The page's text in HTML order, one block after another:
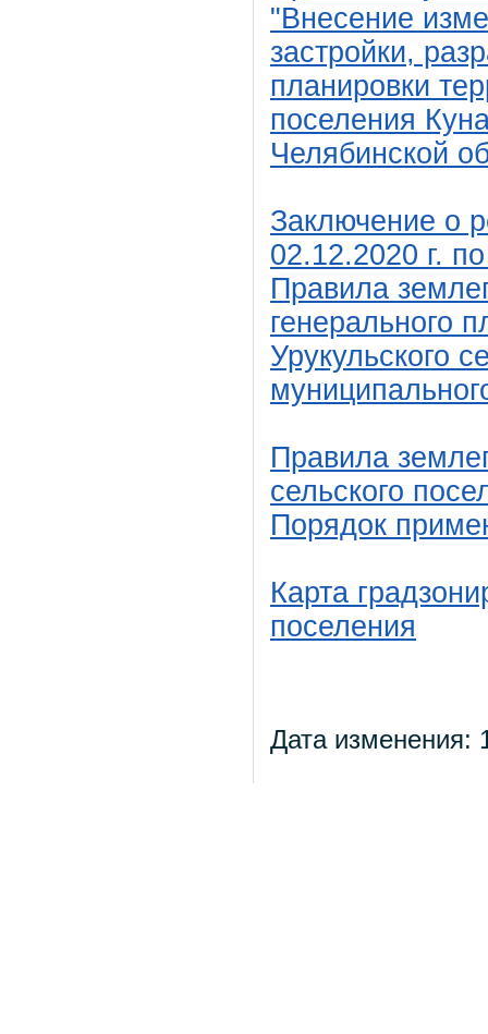
"Внесение
застройки,
планировки
поселения
Челябинской
Заключение о
02.12.2020 г.
Правила
генерального
Урукульского
Правила
сельского
Порядок
Карта
поселения
Дата изменения: